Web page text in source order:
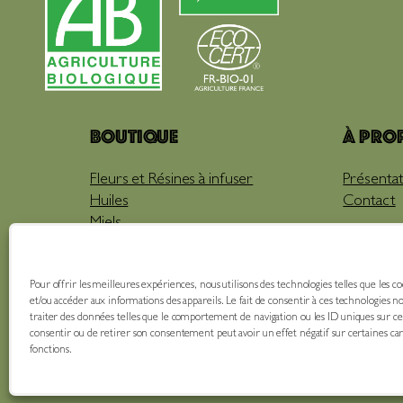
Pour offrir les meilleures expériences, nous utilisons des technologies telles que les
et/ou accéder aux informations des appareils. Le fait de consentir à ces technologies
traiter des données telles que le comportement de navigation ou les ID uniques sur
consentir ou de retirer son consentement peut avoir un effet négatif sur certaines
fonctions.
Boutique
Fleurs et Résines à infuser
Huiles
Miels
À
Contact